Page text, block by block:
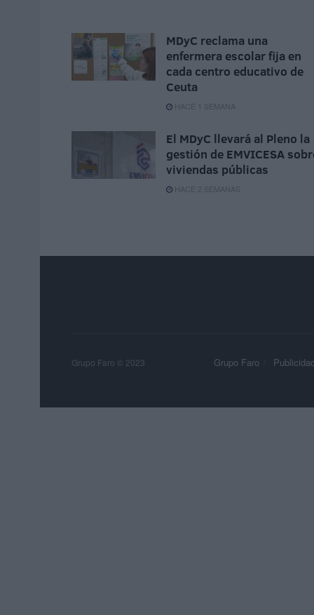
MDyC reclama una
enfermera escolar fija en
cada centro educativo de
Ceuta
HACE 1 SEMANA
El MDyC llevará al Pleno la
gestión de EMVICESA
viviendas públicas
HACE 2 SEMANAS
Grupo Faro Publicidad
Grupo Faro © 2023